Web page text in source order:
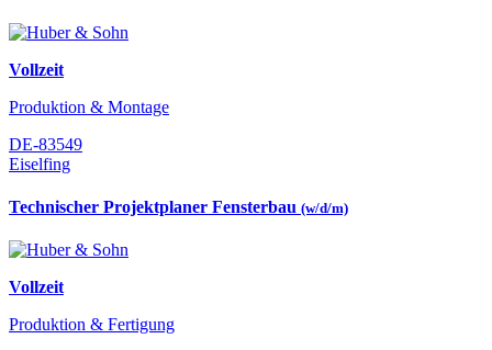
Vollzeit
Produktion & Montage
DE-83549
Eiselfing
Technischer Projektplaner Fensterbau (w/d/m)
Vollzeit
Produktion & Fertigung